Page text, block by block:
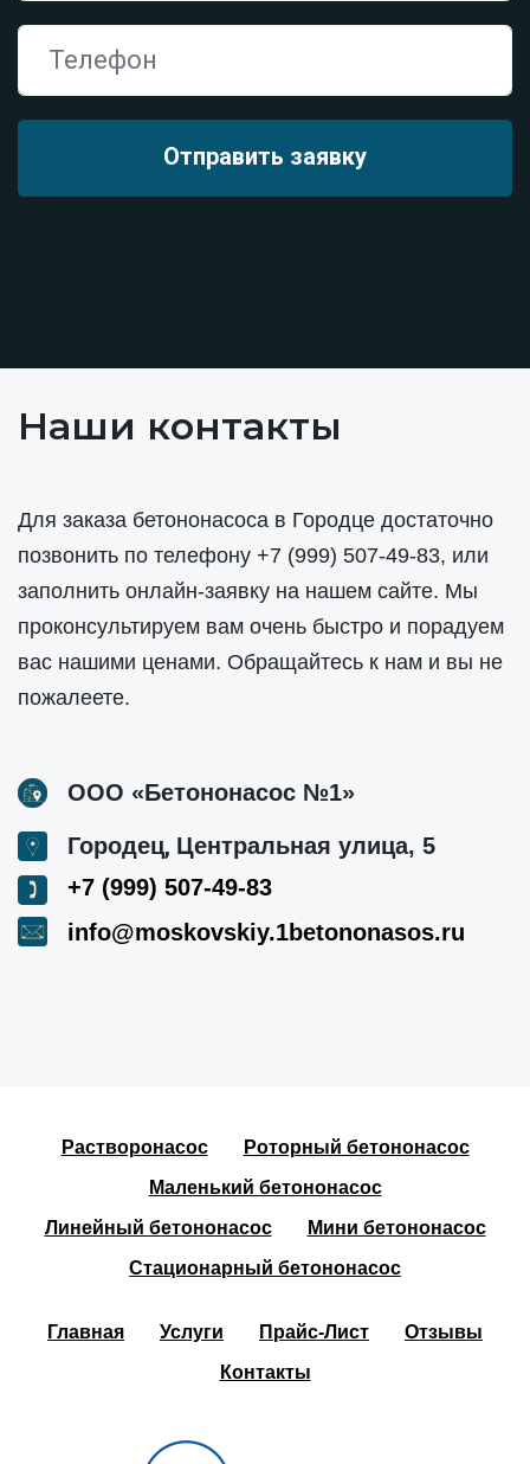
Наши контакты
Для заказа бетононасоса в Городце достаточно
позвонить по телефону +7 (999) 507-49-83, или
заполнить онлайн-заявку на нашем сайте. Мы
проконсультируем вам очень быстро и порадуем
вас нашими ценами. Обращайтесь к нам и вы не
пожалеете.
ООО «Бетононасос №1»
Городец, Центральная улица, 5
+7 (999) 507-49-83
info@moskovskiy.1betononasos.ru
Растворонасос
Роторный бетононасос
Маленький бетононасос
Линейный бетононасос
Мини бетононасос
Стационарный бетононасос
Главная Услуги Прайс-Лист
Отзывы
Контакты